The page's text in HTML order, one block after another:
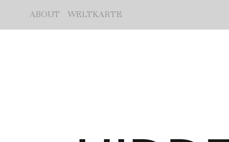
ABOUT WELTKARTE